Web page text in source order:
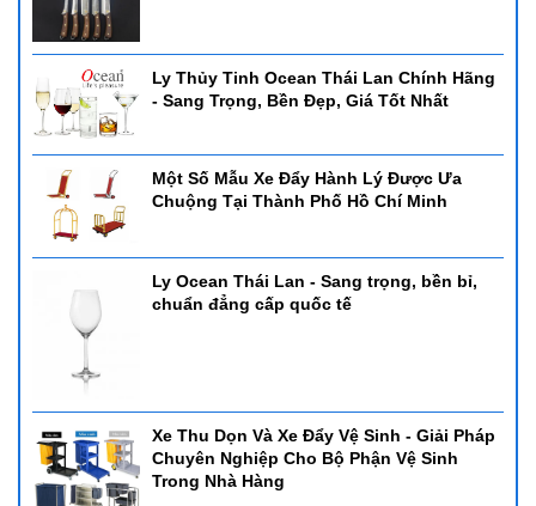
Ly Thủy Tinh Ocean Thái Lan Chính Hãng
- Sang Trọng, Bền Đẹp, Giá Tốt Nhất
Một Số Mẫu Xe Đẩy Hành Lý Được Ưa
Chuộng Tại Thành Phố Hồ Chí Minh
Ly Ocean Thái Lan - Sang trọng, bền bỉ,
chuẩn đẳng cấp quốc tế
Xe Thu Dọn Và Xe Đẩy Vệ Sinh - Giải Pháp
Chuyên Nghiệp Cho Bộ Phận Vệ Sinh
Trong Nhà Hàng